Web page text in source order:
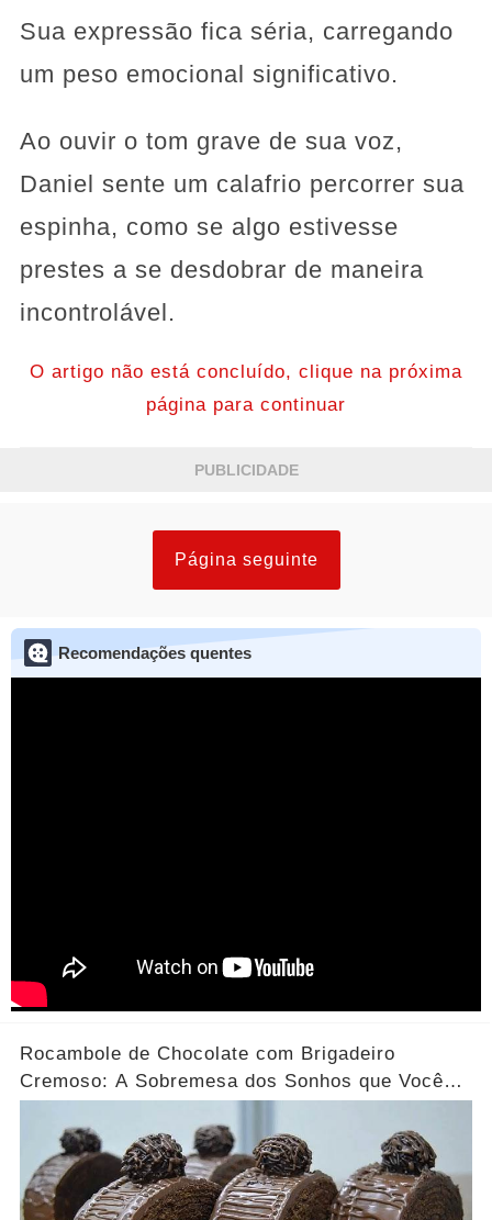
Sua expressão fica séria, carregando
um peso emocional significativo.
Ao ouvir o tom grave de sua voz,
Daniel sente um calafrio percorrer sua
espinha, como se algo estivesse
prestes a se desdobrar de maneira
incontrolável.
O artigo não está concluído, clique na próxima
página para continuar
PUBLICIDADE
Página seguinte
Recomendações quentes
Rocambole de Chocolate com Brigadeiro
Cremoso: A Sobremesa dos Sonhos que Você